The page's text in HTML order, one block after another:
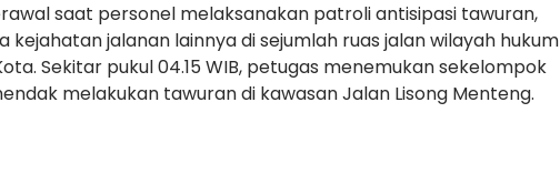
saat personel melaksanakan patroli antisipasi tawuran,
kejahatan jalanan lainnya di sejumlah ruas jalan wilayah hukum
Sekitar pukul 04.15 WIB, petugas menemukan sekelompok
melakukan tawuran di kawasan Jalan Lisong Menteng.